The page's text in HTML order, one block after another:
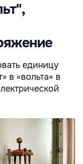
единицу
в «вольта» в